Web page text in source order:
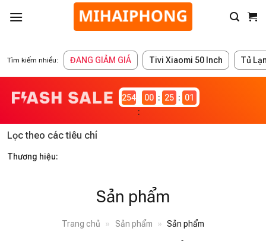
Tìm kiếm nhiều: ĐANG GIẢM GIÁ Tivi Xiaomi 50 Inch Tủ
2546981
00 25 00
Lọc theo các tiêu chí
Thương hiệu:
Sản phẩm
Trang chủ » Sản phẩm » Sản phẩm